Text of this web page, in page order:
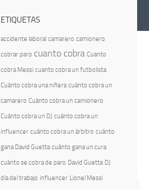
ETIQUETAS
accidente laboral camarero camionero
cobrar paro cuanto cobra Cuanto
cobra Messi cuanto cobra un futbolista
Cuánto cobra una niñera cuánto cobra un
camarero Cuánto cobra un camionero
Cuánto cobra un DJ cuánto cobra un
influencer cuánto cobra un árbitro cuánto
gana David Guetta cuánto gana un cura
cuánto se cobra de paro David Guetta DJ
día del trabajo influencer Lionel Messi